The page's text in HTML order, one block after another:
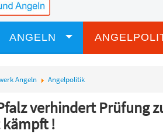
ANGELN
Angeln Angelpolitik
verhindert Prüfung
kämpft !